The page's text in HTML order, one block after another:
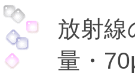
放射
量・